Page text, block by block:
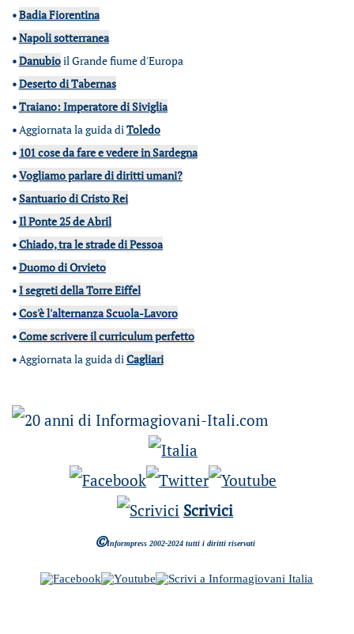
•Badia Fiorentina
•Napoli sotterranea
•Danubioil Grande fiume d'Europa
•Deserto di Tabernas
•Traiano: Imperatore di Siviglia
•Aggiornata la guida diToledo
• 101 cose da fare e vedere in Sardegna
•Vogliamo parlare di diritti umani?
•Santuario di Cristo Rei
•Il Ponte 25 de Abril
•Chiado, tra le strade di Pessoa
•Duomo di Orvieto
•I segreti della Torre Eiffel
•Cos'è l'alternanza Scuola-Lavoro
•Come scrivere il curriculum perfetto
•Aggiornata la guida diCagliari
Scrivici
©Informpress 2002-2024 tutti i diritti riservati